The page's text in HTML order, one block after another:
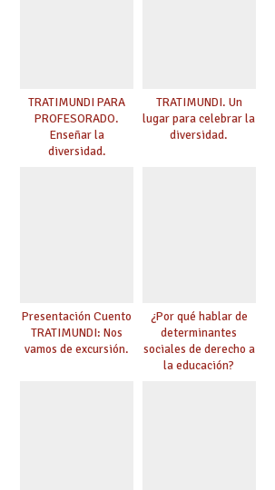
TRATIMUNDI PARA
PROFESORADO.
Enseñar la
diversidad.
TRATIMUNDI. Un
lugar para celebrar la
diversidad.
Presentación Cuento
TRATIMUNDI: Nos
vamos de excursión.
¿Por qué hablar de
determinantes
sociales de derecho a
la educación?